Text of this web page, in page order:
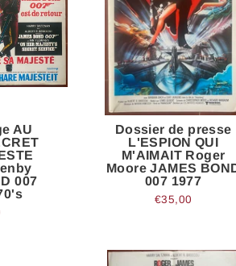
AU
007
Dossier de presse
L'ESPION QUI
M'AIMAIT Roger
Moore JAMES
007 1977
€35,00